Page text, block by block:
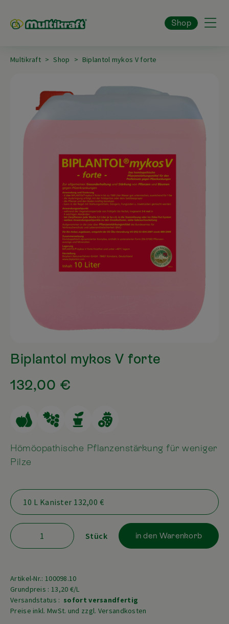
Shop
Multikraft Shop Biplantol mykos V forte
Biplantol mykos V forte
Hömöopathische Pflanzenstärkung für weniger
Pilze
132,00 €
Stück in den Warenkorb
Artikel-Nr.: 100098.10
Grundpreis : 13,20 €/L
Versandstatus : sofort versandfertig
Preise inkl. MwSt. und zzgl. Versandkosten